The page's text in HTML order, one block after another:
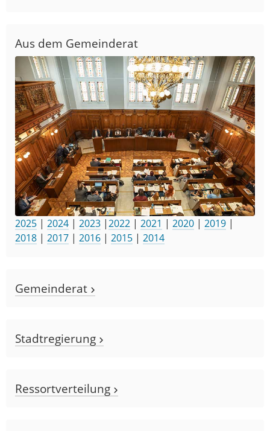
Aus dem Gemeinderat
2025 | 2024 | 2023 |2022 | 2021 | 2020 | 2019 |
2018 | 2017 | 2016 | 2015 | 2014
Gemeinderat
Stadtregierung
Ressortverteilung